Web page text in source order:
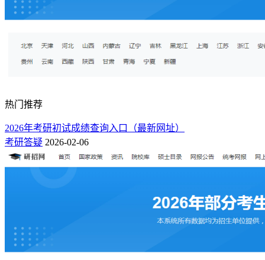
热门推荐
2026年考研初试成绩查询入口（最新网址）
考研答疑 2026-02-06